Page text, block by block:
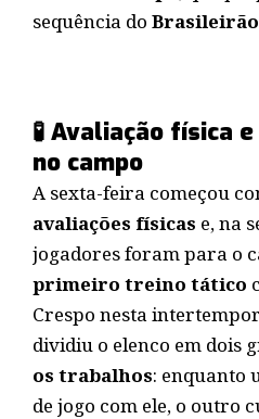
sequência do Brasileirão
🧪 Avaliação física
no campo
A sexta-feira começou
avaliações físicas e, na
jogadores foram para o
primeiro treino tático
Crespo nesta
dividiu o elenco em dois
os trabalhos: enquanto
de jogo com ele, o outro